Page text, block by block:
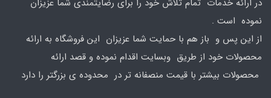
در ارائه خدمات تمام تلاش خود را برای رضایتمندی شما عزیزان
نموده است .
از این پس و باز هم با حمایت شما عزیزان این فروشگاه به ارائه
محصولات خود از طریق وبسایت اقدام نموده و قصد ارائه
محصولات بیشتر با قیمت منصفانه تر در محدوده ی بزرگتر را دارد